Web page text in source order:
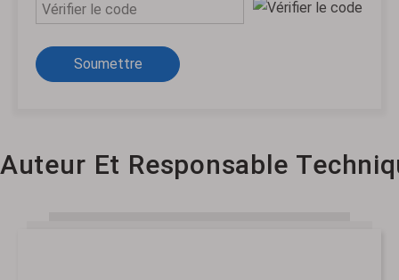
Soumettre
Auteur Et Responsable